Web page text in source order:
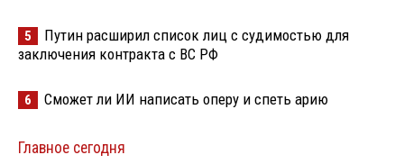
5
Путин расширил список лиц с судимостью для
заключения контракта с ВС РФ
6 Сможет ли ИИ написать оперу и спеть арию
Главное сегодня